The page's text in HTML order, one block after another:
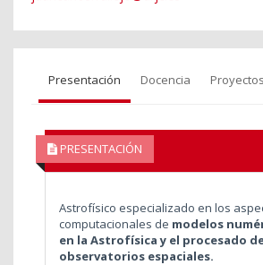
Presentación Docencia Proyectos
PRESENTACIÓN
Astrofísico especializado en los
computacionales de modelos
en la Astrofísica y el procesado
observatorios espaciales.